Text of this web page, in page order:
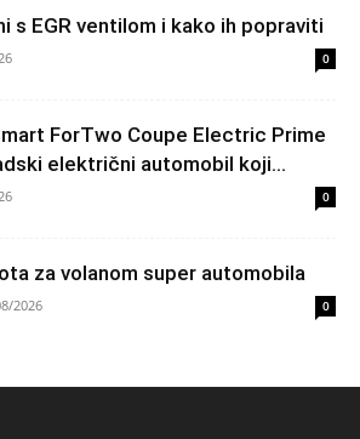
s EGR ventilom i kako ih popraviti
0
ForTwo Coupe Electric Prime
električni automobil koji...
0
za volanom super automobila
2026 0